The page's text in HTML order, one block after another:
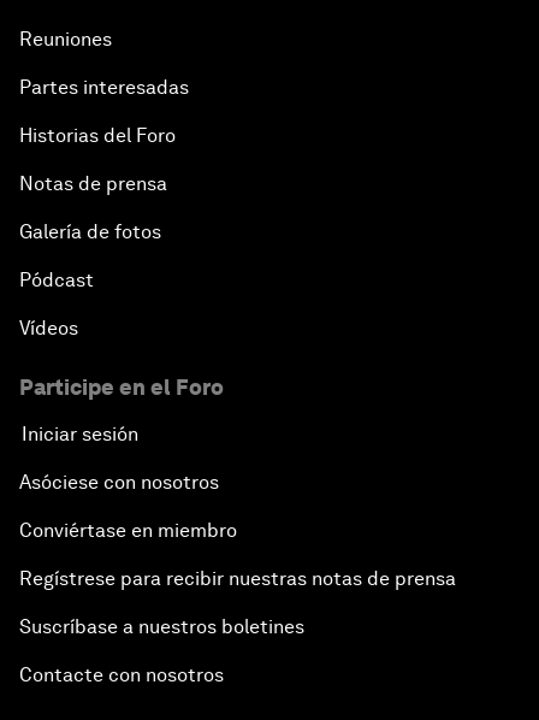
Reuniones
Partes interesadas
Historias del Foro
Notas de prensa
Galería de fotos
Pódcast
Vídeos
Participe en el Foro
Iniciar sesión
Asóciese con nosotros
Conviértase en miembro
Regístrese para recibir nuestras notas de prensa
Suscríbase a nuestros boletines
Contacte con nosotros